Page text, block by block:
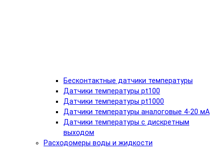
Бесконтактные датчики температуры
Датчики температуры pt100
Датчики температуры pt1000
Датчики температуры аналоговые 4-20 мА
Датчики температуры с дискретным
выходом
Расходомеры воды и жидкости